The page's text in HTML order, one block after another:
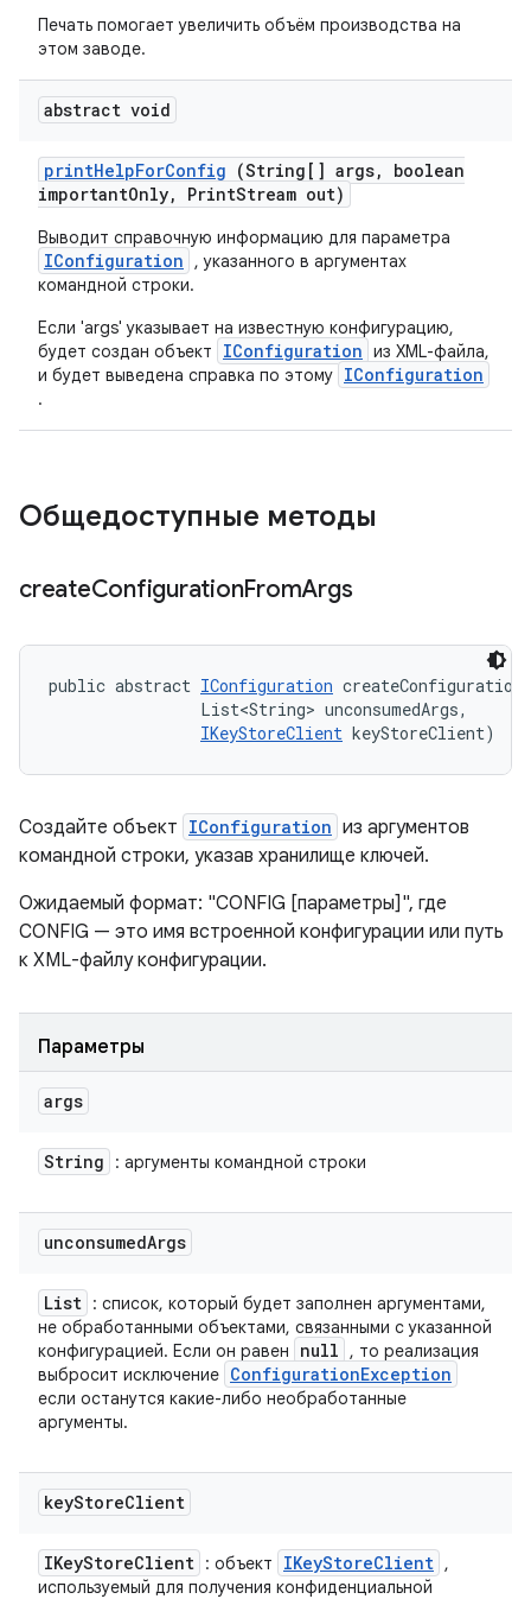
Печать помогает увеличить объём производства на
этом заводе.
abstract void
printHelpForConfig (String[] args,
boolean
importantOnly, PrintStream out)
Выводит справочную информацию для параметра
IConfiguration
, указанного в аргументах
командной строки.
Если 'args' указывает на известную конфигурацию,
будет создан объект
IConfiguration из XML-файла,
и будет выведена справка по этому IConfiguration
.
Общедоступные методы
createConfigurationFromArgs
public abstract IConfiguration
                List<String> unconsumedArgs,
IKeyStoreClient keyStoreClient)
Создайте объект IConfiguration из аргументов
командной строки, указав хранилище ключей.
Ожидаемый формат: "CONFIG [параметры]", где
CONFIG — это имя встроенной конфигурации или путь
к XML-файлу конфигурации.
Параметры
args
String : аргументы командной строки
unconsumedArgs
List : список, который будет заполнен аргументами,
не обработанными объектами, связанными с указанной
конфигурацией. Если он равен
null
, то реализация
выбросит исключение ConfigurationException
если останутся какие-либо необработанные
аргументы.
keyStoreClient
IKeyStoreClient : объект IKeyStoreClient ,
используемый для получения конфиденциальной